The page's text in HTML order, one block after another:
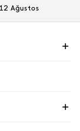
Ağustos